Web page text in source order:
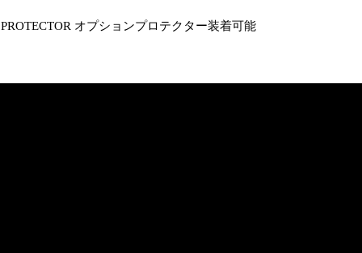
オプションプロテクター装着可能